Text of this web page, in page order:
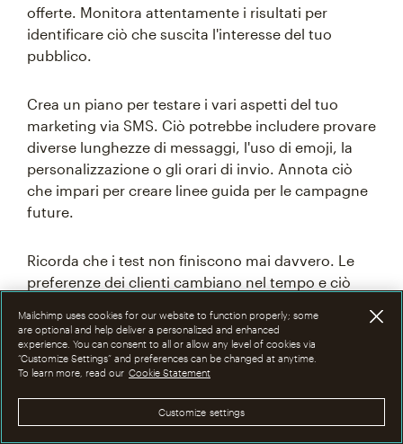
offerte. Monitora attentamente i risultati per
identificare ciò che suscita l'interesse del tuo
pubblico.
Crea un piano per testare i vari aspetti del tuo
marketing via SMS. Ciò potrebbe includere provare
diverse lunghezze di messaggi, l'uso di emoji, la
personalizzazione o gli orari di invio. Annota ciò
che impari per creare linee guida per le campagne
future.
Ricorda che i test non finiscono mai davvero. Le
preferenze dei clienti cambiano nel tempo e ciò
ora. I test regolari ti aiutano a rimanere aggiornato
e a mantenere una forte interazione.
Fai particolare attenzione ai cambiamenti
stagionali e ai principali eventi commerciali. Ciò
che funziona durante il periodo di punta delle
Mailchimp uses cookies for our website to function properly; some
are optional and help deliver a personalized and enhanced
experience. You can consent to all or allow any level of cookies via
“Customize Settings” and preferences can be changed at anytime.
To learn more, read our Cookie Statement
Customize settings